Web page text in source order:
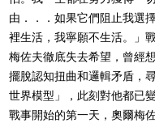
由．．．如果它們阻止我選
裡生活，我寧願不生活。」
梅佐夫徹底失去希望，曾經
擺脫認知扭曲和邏輯矛盾，
世界模型」，此刻對他都已
戰事開始的第一天，奧爾梅